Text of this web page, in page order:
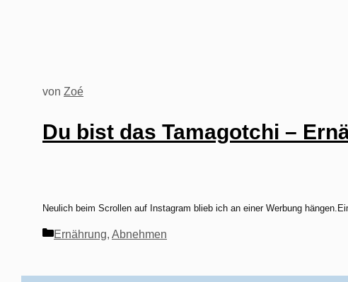
Du bist das Tamagotchi –
von Zoé
Neulich beim Scrollen auf Instagram blieb ich an einer Werbung
Kategorien
Ernährung, Abnehmen